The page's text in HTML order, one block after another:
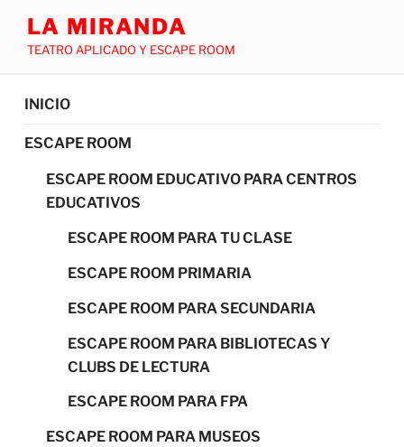
LA MIRANDA
TEATRO APLICADO Y ESCAPE ROOM
INICIO
ESCAPE ROOM
ESCAPE ROOM EDUCATIVO PARA CENTROS
EDUCATIVOS
ESCAPE ROOM PARA TU CLASE
ESCAPE ROOM PRIMARIA
ESCAPE ROOM PARA SECUNDARIA
ESCAPE ROOM PARA BIBLIOTECAS Y
CLUBS DE LECTURA
ESCAPE ROOM PARA FPA
ESCAPE ROOM PARA MUSEOS